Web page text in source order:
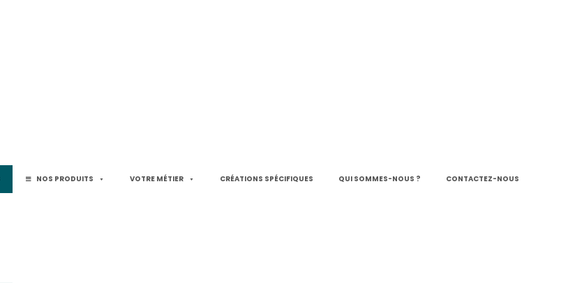
NOS PRODUITS VOTRE MÉTIER CRÉATIONS SPÉCIFIQUES QUI SOMMES-NOUS ? CONTACTEZ-NOUS